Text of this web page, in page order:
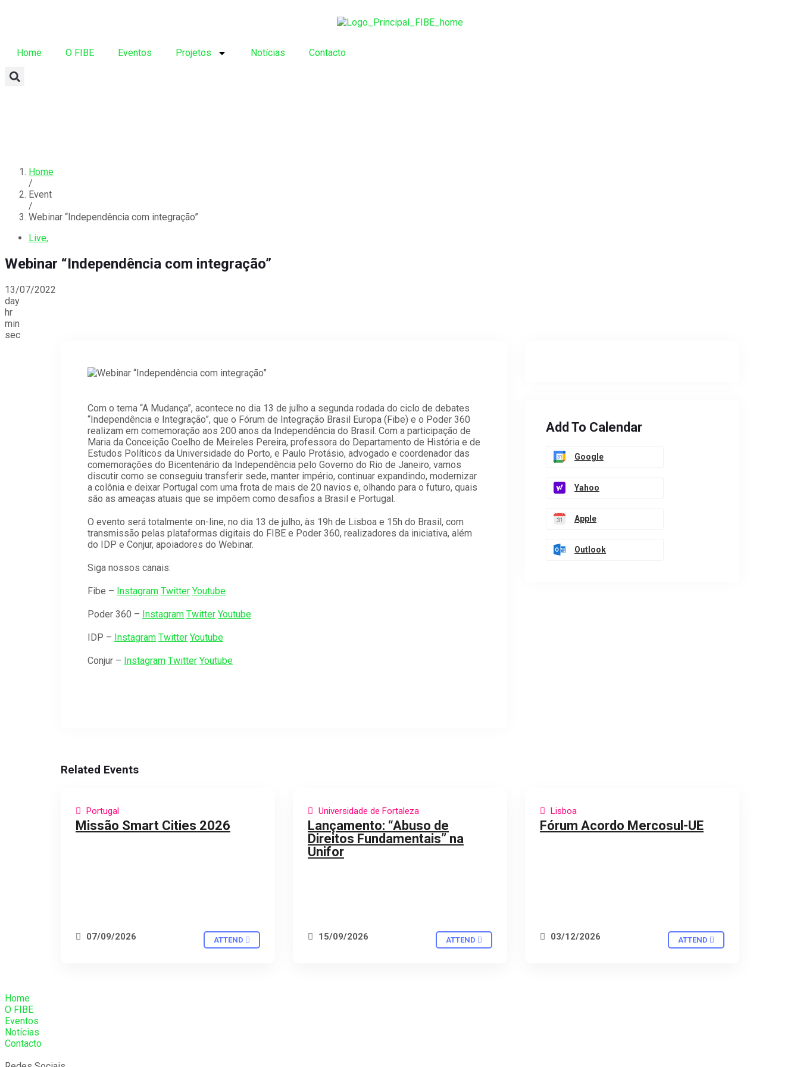
Home O FIBE Eventos Projetos Notícias Contacto
Home
/
Event
/
Webinar “Independência com integração”
Live,
Webinar “Independência com integração”
13/07/2022
day
hr
min
sec
Com o tema “A Mudança”, acontece no dia 13 de julho a segunda rodada do ciclo de debates
“Independência e Integração”, que o Fórum de Integração Brasil Europa (Fibe) e o Poder 360
realizam em comemoração aos 200 anos da Independência do Brasil. Com a participação de
Maria da Conceição Coelho de Meireles Pereira, professora do Departamento de História e de
Estudos Políticos da Universidade do Porto, e Paulo Protásio, advogado e coordenador das
comemorações do Bicentenário da Independência pelo Governo do Rio de Janeiro, vamos
discutir como se conseguiu transferir sede, manter império, continuar expandindo, modernizar
a colônia e deixar Portugal com uma frota de mais de 20 navios e, olhando para o futuro, quais
são as ameaças atuais que se impõem como desafios a Brasil e Portugal.
O evento será totalmente on-line, no dia 13 de julho, às 19h de Lisboa e 15h do Brasil, com
transmissão pelas plataformas digitais do FIBE e Poder 360, realizadores da iniciativa, além
do IDP e Conjur, apoiadores do Webinar.
Siga nossos canais:
Fibe – Instagram Twitter Youtube
Poder 360 – Instagram Twitter Youtube
IDP – Instagram Twitter Youtube
Conjur – Instagram Twitter Youtube
Add To Calendar
Google
Yahoo
Apple
Outlook
Related Events
Portugal
Missão Smart Cities 2026
07/09/2026 ATTEND
Universidade de Fortaleza
Lançamento: “Abuso de
Direitos Fundamentais” na
Unifor
15/09/2026 ATTEND
PRESENCIAL
Lisboa
Fórum Acordo Mercosul-UE
03/12/2026 ATTEND
Home
O FIBE
Eventos
Notícias
Contacto